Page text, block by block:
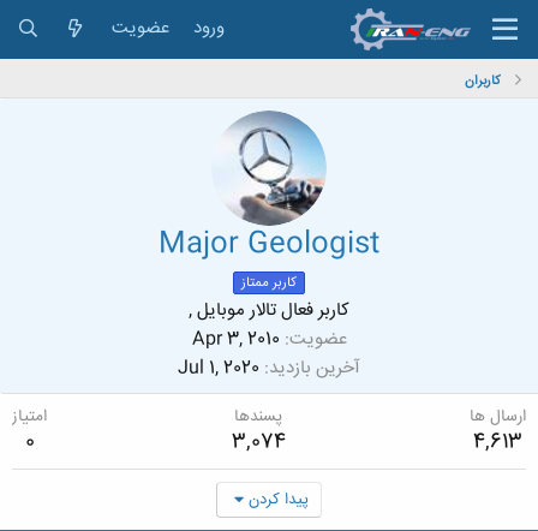
ورود عضویت
کاربران
Major Geologist
کاربر ممتاز
کاربر فعال تالار موبایل ,
عضویت Apr 3, 2010
آخرین بازدید Jul 1, 2020
ارسال ها
4,613
پسندها
3,074
امتیاز
0
پیدا کردن